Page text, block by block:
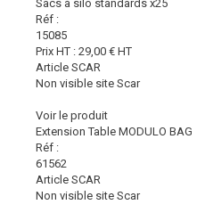
Sacs à silo standards x25
Réf :
15085
Prix HT : 29,00 € HT
Article SCAR
Non visible site Scar
Voir le produit
Extension Table MODULO BAG
Réf :
61562
Article SCAR
Non visible site Scar